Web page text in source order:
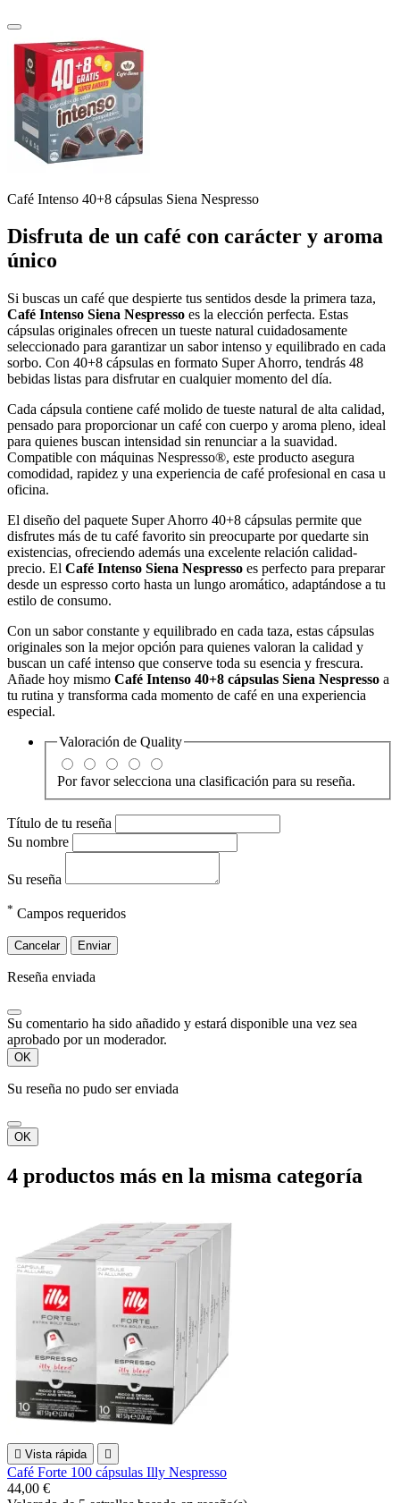
Café Intenso 40+8 cápsulas Siena Nespresso
Disfruta de un café con carácter y aroma
único
Si buscas un café que despierte tus sentidos desde la primera taza,
Café Intenso Siena Nespresso es la elección perfecta. Estas
cápsulas originales ofrecen un tueste natural cuidadosamente
seleccionado para garantizar un sabor intenso y equilibrado en cada
sorbo. Con 40+8 cápsulas en formato Super Ahorro, tendrás 48
bebidas listas para disfrutar en cualquier momento del día.
Cada cápsula contiene café molido de tueste natural de alta calidad,
pensado para proporcionar un café con cuerpo y aroma pleno, ideal
para quienes buscan intensidad sin renunciar a la suavidad.
Compatible con máquinas Nespresso®, este producto asegura
comodidad, rapidez y una experiencia de café profesional en casa u
oficina.
El diseño del paquete Super Ahorro 40+8 cápsulas permite que
disfrutes más de tu café favorito sin preocuparte por quedarte sin
existencias, ofreciendo además una excelente relación calidad-
precio. El Café Intenso Siena Nespresso es perfecto para preparar
desde un espresso corto hasta un lungo aromático, adaptándose a tu
estilo de consumo.
Con un sabor constante y equilibrado en cada taza, estas cápsulas
originales son la mejor opción para quienes valoran la calidad y
buscan un café intenso que conserve toda su esencia y frescura.
Añade hoy mismo Café Intenso 40+8 cápsulas Siena Nespresso a
tu rutina y transforma cada momento de café en una experiencia
especial.
Valoración de Quality
Por favor selecciona una clasificación para su reseña.
Título de tu reseña
Su nombre
Su reseña
* Campos requeridos
Cancelar Enviar
Reseña enviada
Su comentario ha sido añadido y estará disponible una vez sea
aprobado por un moderador.
OK
Su reseña no pudo ser enviada
OK
4 productos más en la misma categoría
 Vista rápida 
Café Forte 100 cápsulas Illy Nespresso
44,00 €